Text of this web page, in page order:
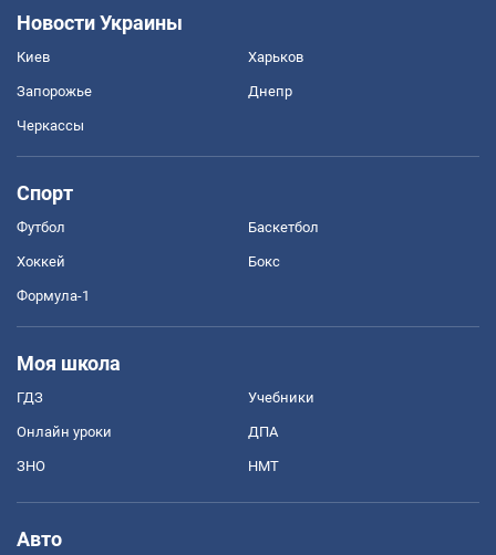
Новости Украины
Киев Харьков
Запорожье Днепр
Черкассы
Спорт
Футбол Баскетбол
Хоккей Бокс
Формула-1
Моя школа
ГДЗ Учебники
Онлайн уроки ДПА
ЗНО НМТ
Авто